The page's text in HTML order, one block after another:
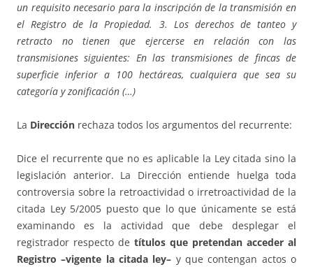
un requisito necesario para la inscripción de la transmisión en
el Registro de la Propiedad. 3. Los derechos de tanteo y
retracto no tienen que ejercerse en relación con las
transmisiones siguientes: En las transmisiones de fincas de
superficie inferior a 100 hectáreas, cualquiera que sea su
categoría y zonificación (…)
La Dirección rechaza todos los argumentos del recurrente:
Dice el recurrente que no es aplicable la Ley citada sino la
legislación anterior. La Dirección entiende huelga toda
controversia sobre la retroactividad o irretroactividad de la
citada Ley 5/2005 puesto que lo que únicamente se está
examinando es la actividad que debe desplegar el
registrador respecto de títulos que pretendan acceder al
Registro –vigente la citada ley– y que contengan actos o